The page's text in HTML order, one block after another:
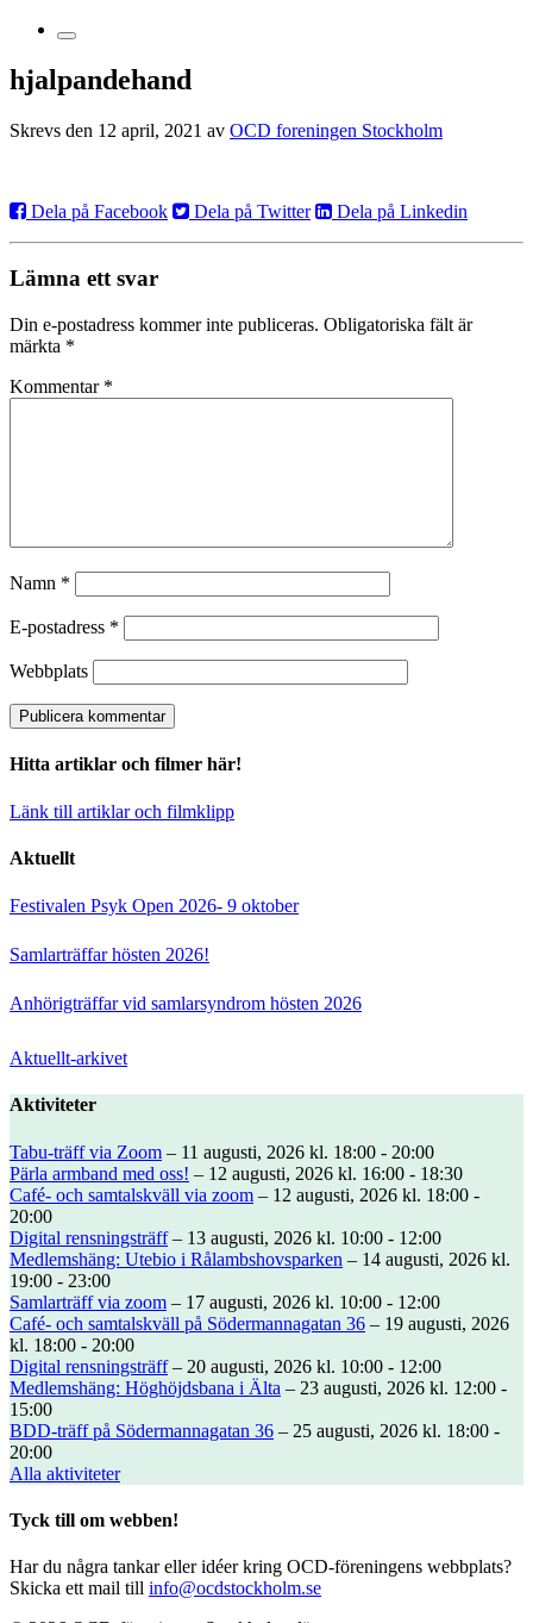
hjalpandehand
Skrevs den 12 april, 2021 av OCD foreningen Stockholm
Dela på Facebook Dela på Twitter Dela på Linkedin
Lämna ett svar
Din e-postadress kommer inte publiceras. Obligatoriska fält är
märkta *
Kommentar *
Namn *
E-postadress *
Webbplats
Hitta artiklar och filmer här!
Länk till artiklar och filmklipp
Aktuellt
Festivalen Psyk Open 2026- 9 oktober
Samlarträffar hösten 2026!
Anhörigträffar vid samlarsyndrom hösten 2026
Aktuellt-arkivet
Aktiviteter
Tabu-träff via Zoom – 11 augusti, 2026 kl. 18:00 - 20:00
Pärla armband med oss! – 12 augusti, 2026 kl. 16:00 - 18:30
Café- och samtalskväll via zoom – 12 augusti, 2026 kl. 18:00 -
20:00
Digital rensningsträff– 13 augusti, 2026 kl. 10:00 - 12:00
Medlemshäng: Utebio i Rålambshovsparken – 14 augusti, 2026 kl.
19:00 - 23:00
Samlarträff via zoom – 17 augusti, 2026 kl. 10:00 - 12:00
Café- och samtalskväll på Södermannagatan 36 – 19 augusti, 2026
kl. 18:00 - 20:00
Digital rensningsträff– 20 augusti, 2026 kl. 10:00 - 12:00
Medlemshäng: Höghöjdsbana i Älta – 23 augusti, 2026 kl. 12:00 -
15:00
BDD-träff på Södermannagatan 36 – 25 augusti, 2026 kl. 18:00 -
20:00
Alla aktiviteter
Tyck till om webben!
Har du några tankar eller idéer kring OCD-föreningens webbplats?
Skicka ett mail till info@ocdstockholm.se